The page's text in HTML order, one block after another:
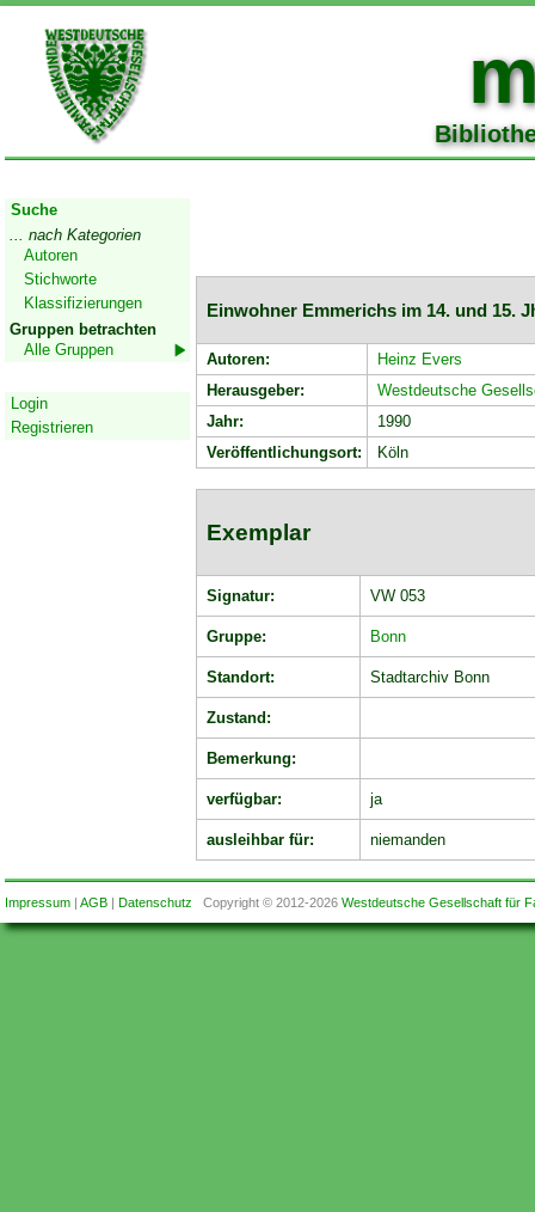
Suche
... nach Kategorien
Autoren
Stichworte
Klassifizierungen
Gruppen betrachten
Alle Gruppen
Login
Registrieren
Einwohner Emmerichs im 14. und 15.
Autoren:
Heinz Evers
Herausgeber:
Westdeutsche
Jahr:
1990
Veröffentlichungsort:
Köln
Exemplar
Signatur: VW 053
Gruppe: Bonn
Standort: Stadtarchiv Bonn
Zustand:
Bemerkung:
verfügbar: ja
ausleihbar für: niemanden
Impressum| AGB| Datenschutz Copyright © 2012-2026 Westdeutsche Gesellschaft für